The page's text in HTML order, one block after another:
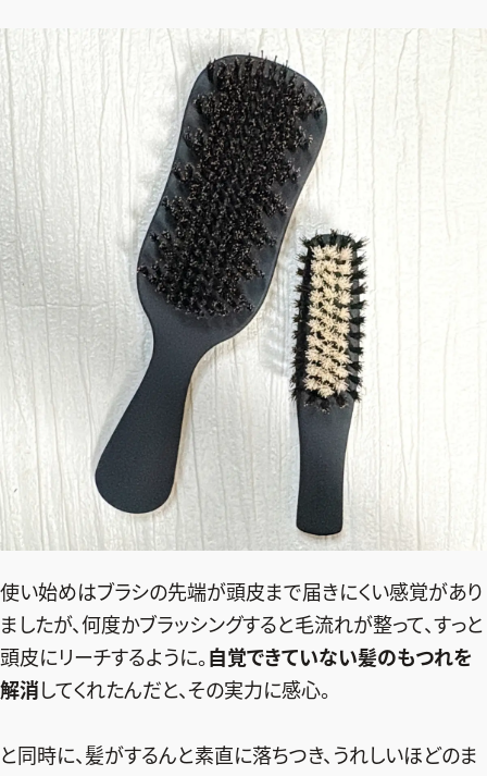
使い始めはブラシの先端が頭皮まで届きにくい感覚があり
ましたが、何度かブラッシングすると毛流れが整って、すっと
頭皮にリーチするように。自覚できていない髪のもつれを
解消してくれたんだと、その実力に感心。
と同時に、髪がするんと素直に落ちつき、うれしいほどのま